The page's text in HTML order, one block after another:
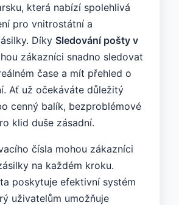
která nabízí spolehlivá
pro vnitrostátní a
Díky Sledování pošty v
zákazníci snadno sledovat
čase a mít přehled o
Ať už očekáváte důležitý
cenný balík, bezproblémové
klid duše zásadní.
čísla mohou zákazníci
na každém kroku.
poskytuje efektivní systém
uživatelům umožňuje